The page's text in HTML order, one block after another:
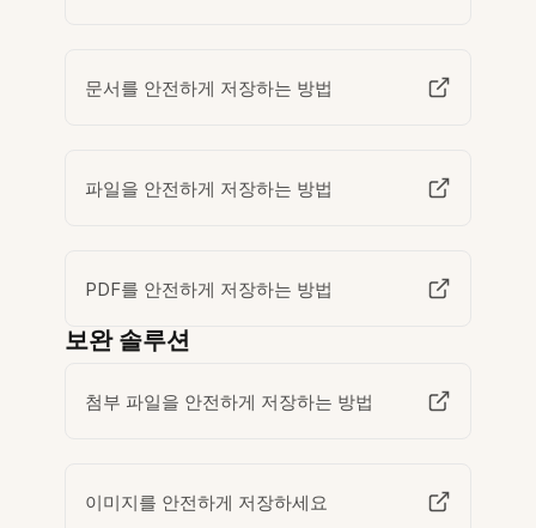
문서를 안전하게 저장하는 방법
파일을 안전하게 저장하는 방법
PDF를 안전하게 저장하는 방법
보완 솔루션
첨부 파일을 안전하게 저장하는 방법
이미지를 안전하게 저장하세요